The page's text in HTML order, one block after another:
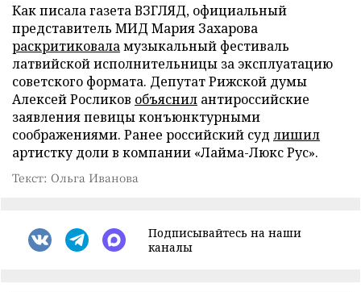
Как писала газета ВЗГЛЯД, официальный
представитель МИД Мария Захарова
раскритиковаламузыкальный фестиваль
латвийской исполнительницы за эксплуатацию
советского формата. Депутат Рижской думы
Алексей Росликов объяснил антироссийские
заявления певицы конъюнктурными
соображениями. Ранее российский суд лишил
артистку доли в компании «Лайма-Люкс Рус».
Текст: Ольга Иванова
Подписывайтесь на наши
каналы